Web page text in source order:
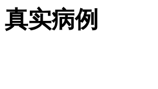
真实病例